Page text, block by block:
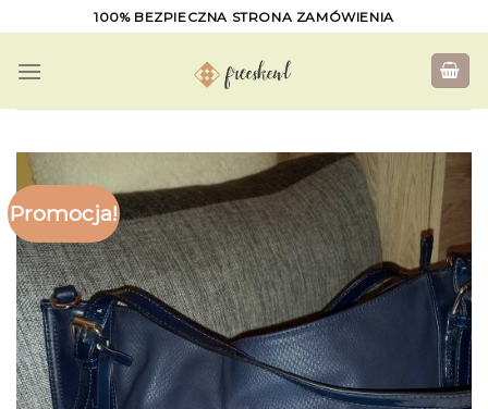
to
content
100% BEZPIECZNA STRONA ZAMÓWIENIA
Promocja!